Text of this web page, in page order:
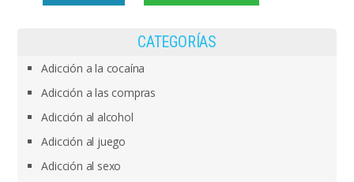
CATEGORÍAS
Adicción a la cocaína
Adicción a las compras
Adicción al alcohol
Adicción al juego
Adicción al sexo